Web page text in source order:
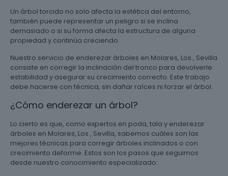
Un árbol torcido no solo afecta la estética del entorno,
también puede representar un peligro si se inclina
demasiado o si su forma afecta la estructura de alguna
propiedad y continúa creciendo.
Nuestro servicio de enderezar árboles en Molares, Los , Sevilla
consiste en corregir la inclinación del tronco para devolverle
estabilidad y asegurar su crecimiento correcto. Este trabajo
debe hacerse con técnica, sin dañar raíces ni forzar el árbol.
¿Cómo enderezar un árbol?
Lo cierto es que, como expertos en poda, tala y enderezar
árboles en Molares, Los , Sevilla, sabemos cuáles son las
mejores técnicas para corregir árboles inclinados o con
crecimiento deforme. Estos son los pasos que seguimos
desde nuestro conocimiento especializado: